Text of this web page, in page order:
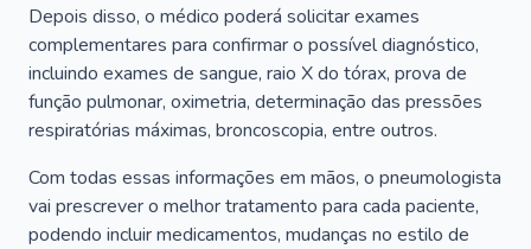
Depois disso, o médico poderá solicitar exames
complementares para confirmar o possível diagnóstico,
incluindo exames de sangue, raio X do tórax, prova de
função pulmonar, oximetria, determinação das pressões
respiratórias máximas, broncoscopia, entre outros.
Com todas essas informações em mãos, o pneumologista
vai prescrever o melhor tratamento para cada paciente,
podendo incluir medicamentos, mudanças no estilo de